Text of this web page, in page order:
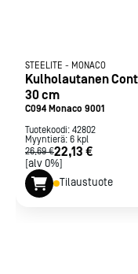
STEELITE - MONACO
Kulholautanen
30 cm
C094 Monaco 9001
Tuotekoodi: 42802
Myyntierä: 6 kpl
26,69 €22,13 €
[alv 0%]
Tilaustuote